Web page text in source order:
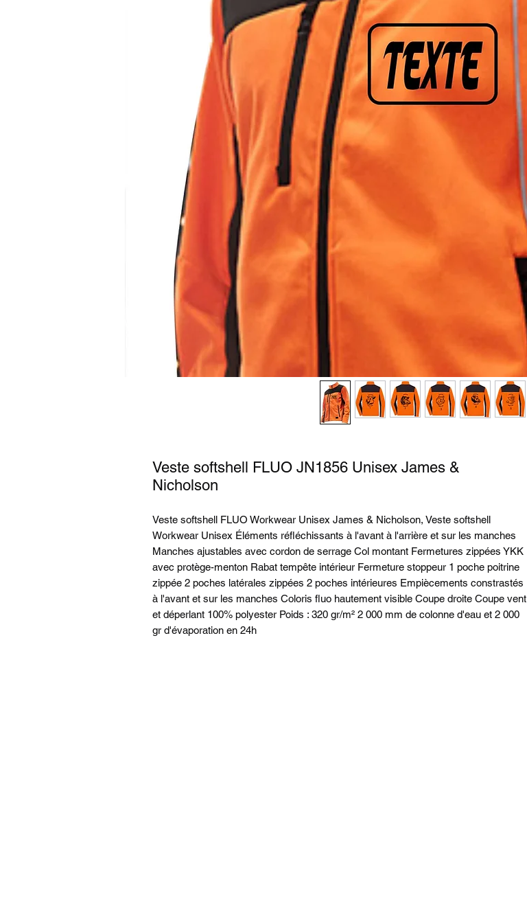
Veste softshell FLUO JN1856 Unisex James &
Nicholson
Veste softshell FLUO Workwear Unisex James & Nicholson, Veste softshell
Workwear Unisex Éléments réfléchissants à l'avant à l'arrière et sur les manches
Manches ajustables avec cordon de serrage Col montant Fermetures zippées YKK
avec protège-menton Rabat tempête intérieur Fermeture stoppeur 1 poche poitrine
zippée 2 poches latérales zippées 2 poches intérieures Empiècements constrastés
à l'avant et sur les manches Coloris fluo hautement visible Coupe droite Coupe vent
et déperlant 100% polyester Poids : 320 gr/m² 2 000 mm de colonne d'eau et 2 000
gr d'évaporation en 24h